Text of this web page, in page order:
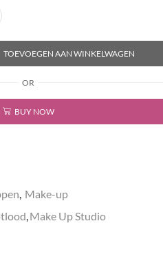
TOEVOEGEN AAN WINKELWAGEN
OR
BUY NOW
, Make-up
,Make Up Studio